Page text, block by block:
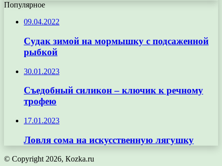
Популярное
09.04.2022
Судак зимой на мормышку с подсаженной
рыбкой
30.01.2023
Съедобный силикон – ключик к речному
трофею
17.01.2023
Ловля сома на искусственную лягушку
© Copyright 2026, Кozka.ru